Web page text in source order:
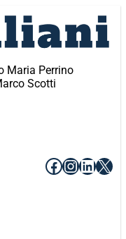
Maria Perrino
Scotti
Facebook
X